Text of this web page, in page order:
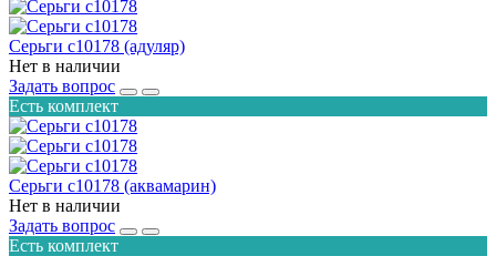
Серьги с10178 (адуляр)
Нет в наличии
Задать вопрос
Есть комплект
Серьги с10178 (аквамарин)
Нет в наличии
Задать вопрос
Есть комплект